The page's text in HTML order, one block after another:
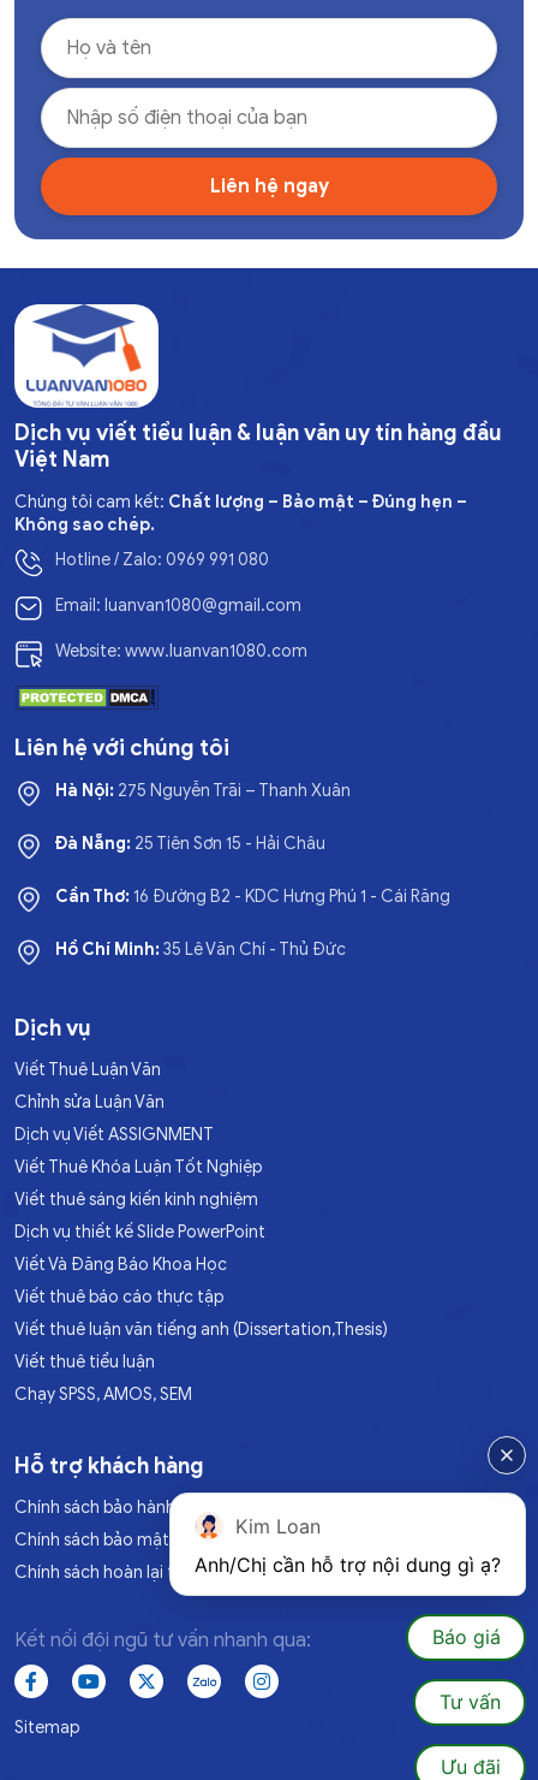
Dịch vụ viết tiểu luận & luận văn uy tín hàng đầu
Việt Nam
Chúng tôi cam kết: Chất lượng – Bảo mật – Đúng hẹn –
Không sao chép.
Hotline / Zalo: 0969 991 080
Email: luanvan1080@gmail.com
Website: www.luanvan1080.com
Liên hệ với chúng tôi
Hà Nội: 275 Nguyễn Trãi – Thanh Xuân
Đà Nẵng: 25 Tiên Sơn 15 - Hải Châu
Cần Thơ:16 Đường B2 - KDC Hưng Phú 1 - Cái Răng
Hồ Chí Minh:35 Lê Văn Chí - Thủ Đức
Dịch vụ
Viết Thuê Luận Văn
Chỉnh sửa Luận Văn
Dịch vụ Viết ASSIGNMENT
Viết Thuê Khóa Luận Tốt Nghiệp
Viết thuê sáng kiến kinh nghiệm
Dịch vụ thiết kế Slide PowerPoint
Viết Và Đăng Báo Khoa Học
Viết thuê báo cáo thực tập
Viết thuê luận văn tiếng anh (Dissertation,Thesis)
Viết thuê tiểu luận
Chạy SPSS, AMOS, SEM
Hỗ trợ khách hàng
Chính sách bảo hành
Chính sách bảo mật
Chính sách hoàn lại tiền
Kết nối đội ngũ tư vấn nhanh qua:
Sitemap
Kim Loan
Anh/Chị cần hỗ trợ nội dung gì ạ?
Báo giá
Tư vấn
Ưu đãi